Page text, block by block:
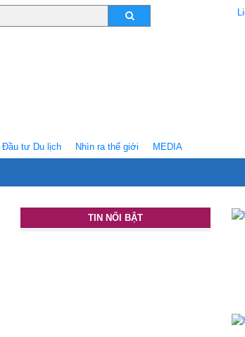
Ðầu tư Du lịch Nhìn ra thế giới MEDIA
TIN NỔI BẬT